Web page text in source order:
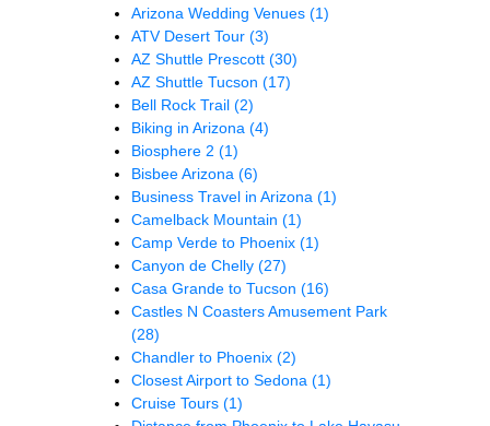
Arizona Wedding Venues (1)
ATV Desert Tour (3)
AZ Shuttle Prescott (30)
AZ Shuttle Tucson (17)
Bell Rock Trail (2)
Biking in Arizona (4)
Biosphere 2 (1)
Bisbee Arizona (6)
Business Travel in Arizona (1)
Camelback Mountain (1)
Camp Verde to Phoenix (1)
Canyon de Chelly (27)
Casa Grande to Tucson (16)
Castles N Coasters Amusement Park
(28)
Chandler to Phoenix (2)
Closest Airport to Sedona (1)
Cruise Tours (1)